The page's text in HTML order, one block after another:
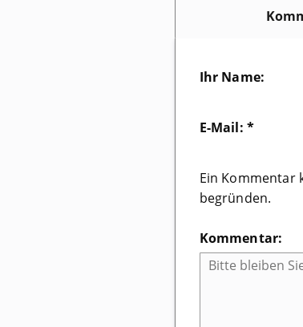
Ihr Name:
E-Mail: *
Ein Kommentar
begründen.
Kommentar: